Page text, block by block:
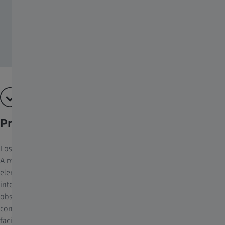
Propiedades idóneas de apertura
Los fotógrafos desean guiar al observador a través de la imagen.
A menudo se emplea una profundidad de enfoque mínima como
elemento de diseño. De este modo, se mantiene el fondo
intencionadamente borroso para centrar la atención del
observador sobre el sujeto principal. Los objetivos ZM cuentan
con diez hojas de apertura. La apertura prácticamente circular
facilita la creación de un efecto particularmente armonioso en las